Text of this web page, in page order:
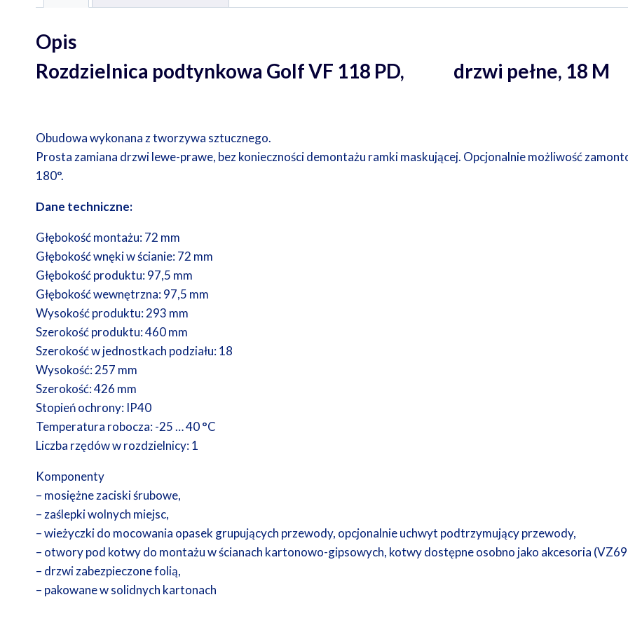
Opis
Rozdzielnica podtynkowa Golf VF 118 PD, drzwi pełne, 18 M
Obudowa wykonana z tworzywa sztucznego.
Prosta zamiana drzwi lewe-prawe, bez konieczności demontażu ramki maskującej. Opcjonalnie możliwość
180°.
Dane techniczne:
Głębokość montażu: 72 mm
Głębokość wnęki w ścianie: 72 mm
Głębokość produktu: 97,5 mm
Głębokość wewnętrzna: 97,5 mm
Wysokość produktu: 293 mm
Szerokość produktu: 460 mm
Szerokość w jednostkach podziału: 18
Wysokość: 257 mm
Szerokość: 426 mm
Stopień ochrony: IP40
Temperatura robocza: -25 … 40 °C
Liczba rzędów w rozdzielnicy: 1
Komponenty
– mosiężne zaciski śrubowe,
– zaślepki wolnych miejsc,
– wieżyczki do mocowania opasek grupujących przewody, opcjonalnie uchwyt podtrzymujący przewody,
– otwory pod kotwy do montażu w ścianach kartonowo-gipsowych, kotwy dostępne osobno jako akcesoria
– drzwi zabezpieczone folią,
– pakowane w solidnych kartonach